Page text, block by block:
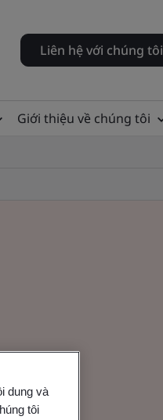
Liên hệ với chúng tôi
Giới thiệu về chúng tôi
dung và
tôi